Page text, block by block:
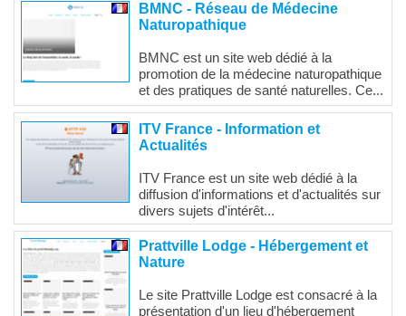
BMNC - Réseau de Médecine
Naturopathique
BMNC est un site web dédié à la
promotion de la médecine naturopathique
et des pratiques de santé naturelles. Ce...
ITV France - Information et
Actualités
ITV France est un site web dédié à la
diffusion d'informations et d'actualités sur
divers sujets d'intérêt...
Prattville Lodge - Hébergement et
Nature
Le site Prattville Lodge est consacré à la
présentation d'un lieu d'hébergement